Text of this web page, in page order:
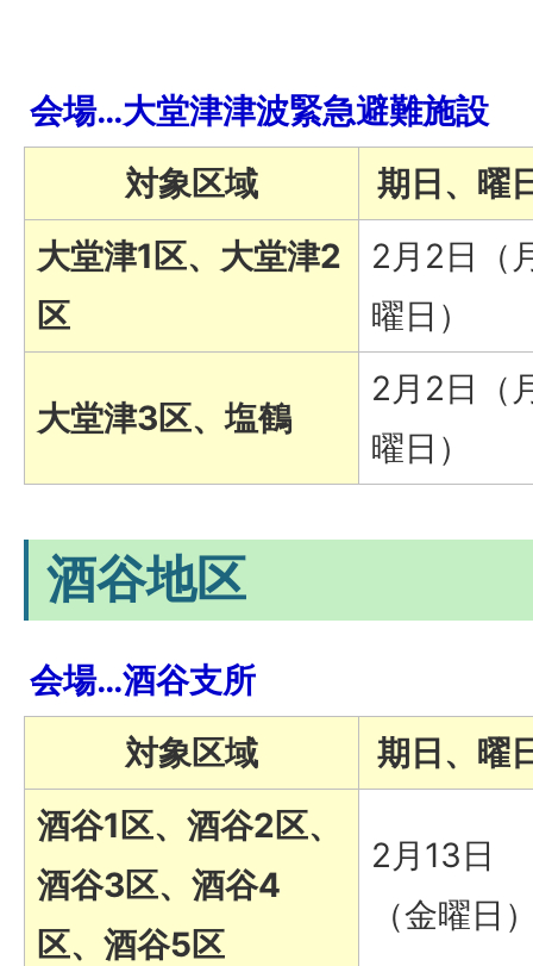
会場…大堂津津波緊急避難施設
対象区域
期日、曜
大堂津1区、大堂津2
区
2月2日（
曜日）
大堂津3区、塩鶴
2月2日（
曜日）
酒谷地区
会場…酒谷支所
対象区域
期日、曜
酒谷1区、酒谷2区、
酒谷3区、酒谷4
区、酒谷5区
2月13日
（金曜日